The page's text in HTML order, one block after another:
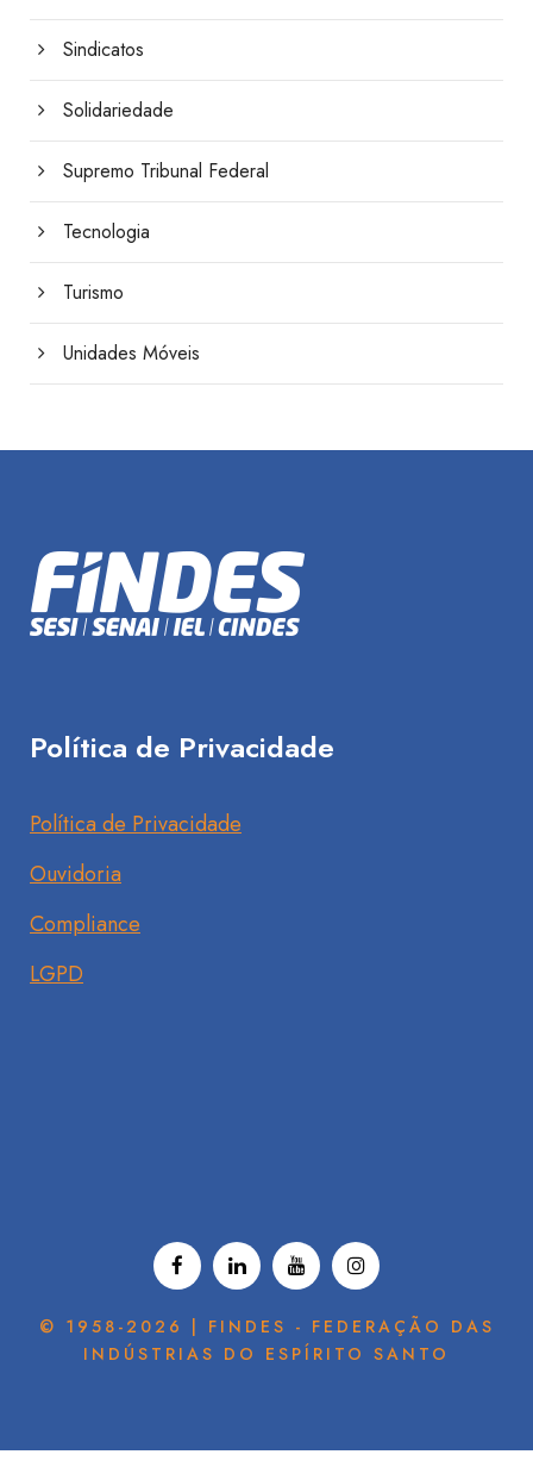
Sindicatos
Solidariedade
Supremo Tribunal Federal
Tecnologia
Turismo
Unidades Móveis
Política de Privacidade
Política de Privacidade
Ouvidoria
Compliance
LGPD
© 1958-2026 | FINDES - FEDERAÇÃO DAS
INDÚSTRIAS DO ESPÍRITO SANTO